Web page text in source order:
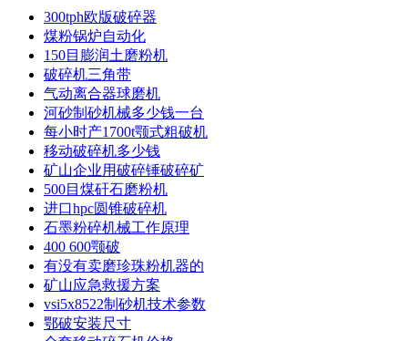
300tph欧版破碎器
煤粉锅炉自动化
150目膨润土磨粉机
破碎机三角带
气动离合器球磨机
河砂制砂机械多少钱一台
每小时产1700t颚式粗破机
移动破碎机多少钱
矿山企业用破碎锤破碎矿
500目煤矸石磨粉机
进口hpc圆锥破碎机
石墨粉碎机械工作原理
400 600颚破
有没有卖磨珍珠粉机器的
矿山应急救援方案
vsi5x8522制砂机技术参数
鄂破安装尺寸